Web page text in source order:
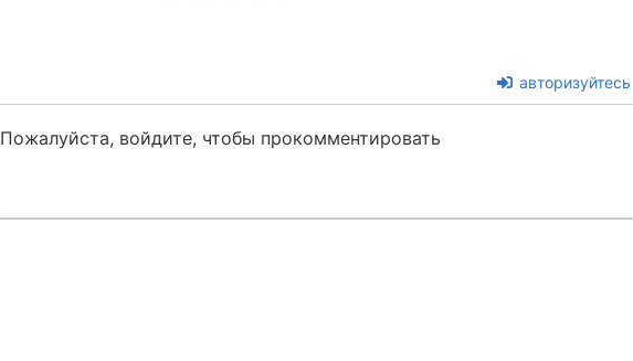
авторизуйтесь
Пожалуйста, войдите, чтобы прокомментировать